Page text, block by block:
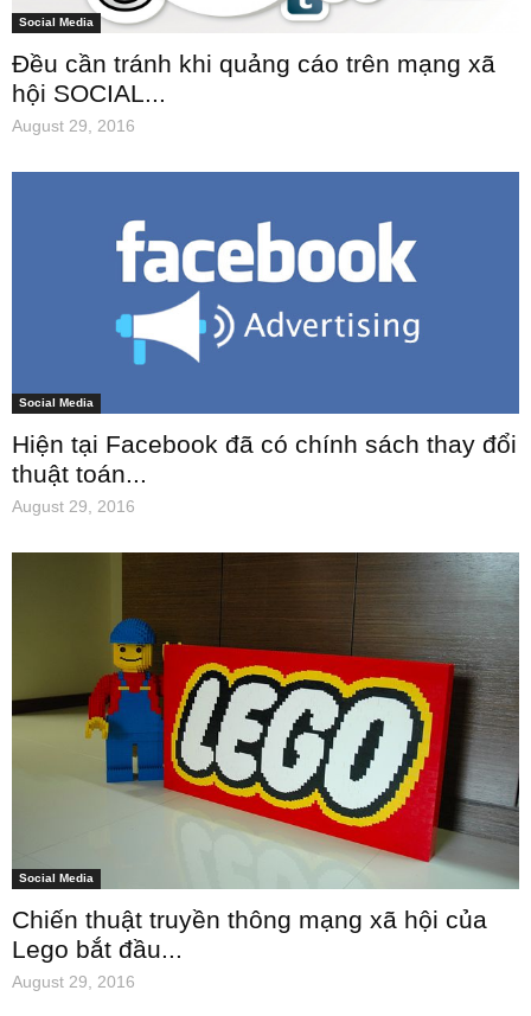
Social Media
Đều cần tránh khi quảng cáo trên mạng xã
hội SOCIAL...
August 29, 2016
Social Media
Hiện tại Facebook đã có chính sách thay đổi
thuật toán...
August 29, 2016
Social Media
Chiến thuật truyền thông mạng xã hội của
Lego bắt đầu...
August 29, 2016